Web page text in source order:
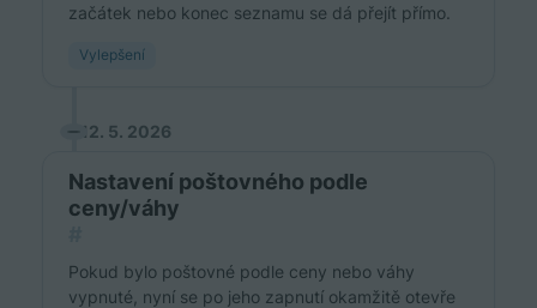
začátek nebo konec seznamu se dá přejít přímo.
Vylepšení
12. 5. 2026
Nastavení poštovného podle
ceny/váhy
Pokud bylo poštovné podle ceny nebo váhy
vypnuté, nyní se po jeho zapnutí okamžitě otevře